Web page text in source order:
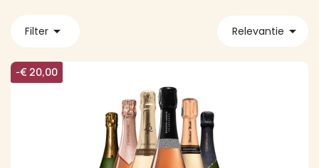
Filter  Relevantie 
-€ 20,00